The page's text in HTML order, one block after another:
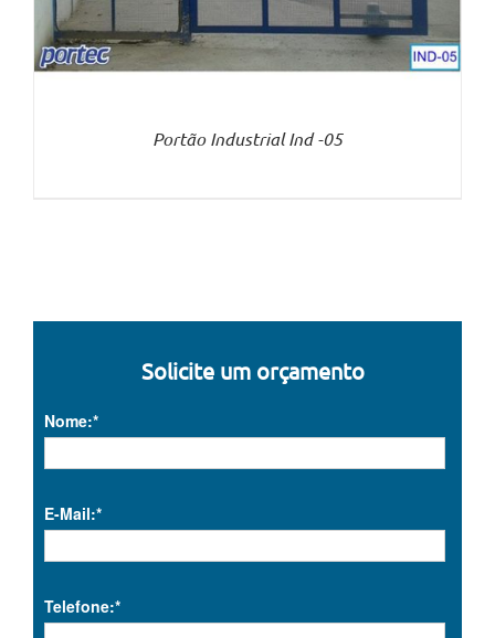
Portão Industrial Ind -05
Solicite um orçamento
Nome:*
E-Mail:*
Telefone:*